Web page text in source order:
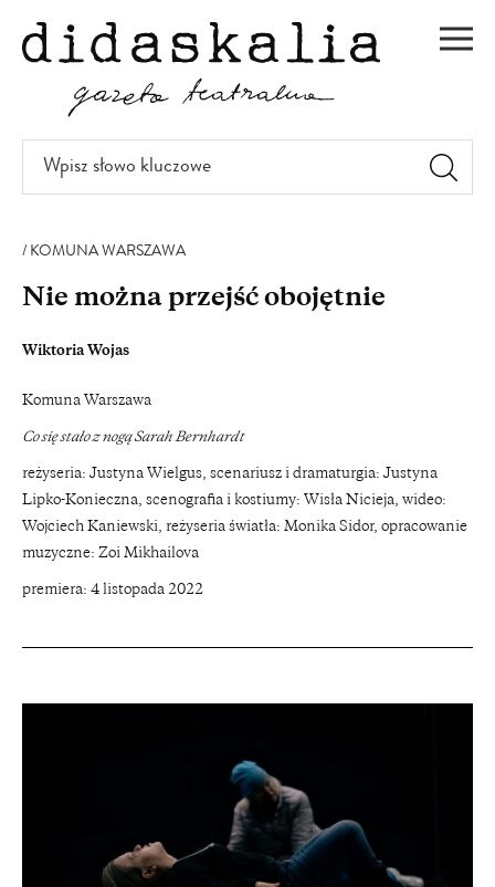
DO
TREŚCI
Wpisz
słowo
KOMUNA WARSZAWA
Nie można przejść obojętnie
Wiktoria Wojas
Komuna Warszawa
Co się stało z nogą Sarah Bernhardt
reżyseria: Justyna Wielgus, scenariusz i dramaturgia: Justyna
Lipko-Konieczna, scenografia i kostiumy: Wisła Nicieja, wideo:
Wojciech Kaniewski, reżyseria światła: Monika Sidor, opracowanie
muzyczne: Zoi Mikhailova
premiera: 4 listopada 2022